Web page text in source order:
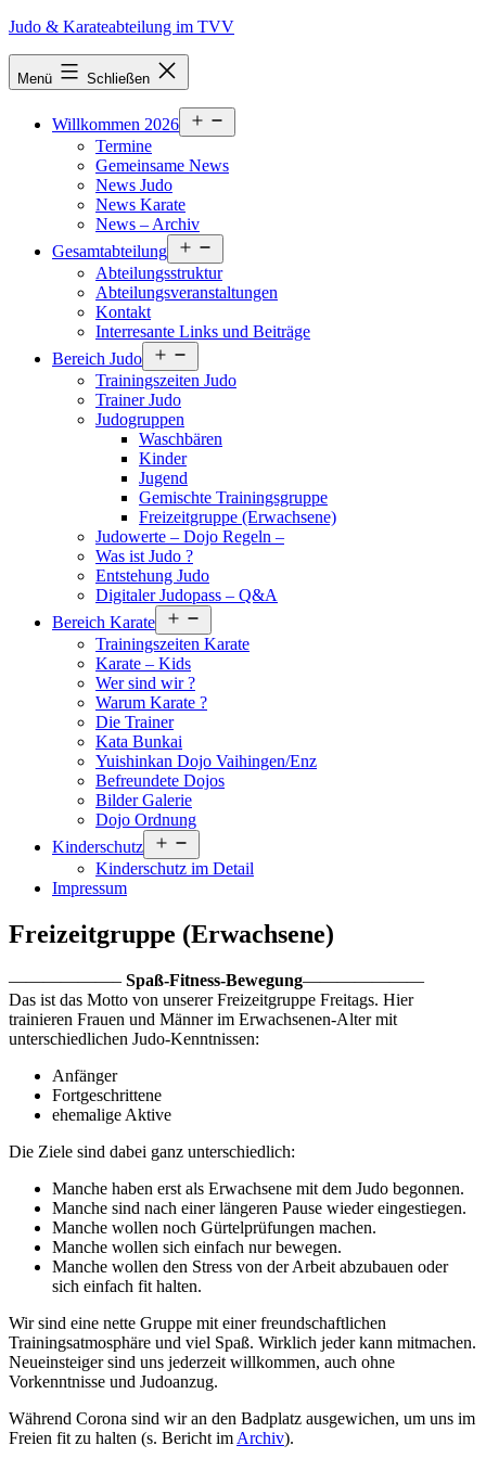
Zum
springen
Judo & Karateabteilung im TVV
Menü Schließen
Willkommen 2026
öffnen
Termine
Gemeinsame News
News Judo
News Karate
News – Archiv
Gesamtabteilung
öffnen
Abteilungsstruktur
Abteilungsveranstaltungen
Kontakt
Interresante Links und Beiträge
Bereich Judo
öffnen
Trainingszeiten Judo
Trainer Judo
Judogruppen
Waschbären
Kinder
Jugend
Gemischte Trainingsgruppe
Freizeitgruppe (Erwachsene)
Judowerte – Dojo Regeln –
Was ist Judo ?
Entstehung Judo
Digitaler Judopass – Q&A
Bereich Karate
öffnen
Trainingszeiten Karate
Karate – Kids
Wer sind wir ?
Warum Karate ?
Die Trainer
Kata Bunkai
Yuishinkan Dojo Vaihingen/Enz
Befreundete Dojos
Bilder Galerie
Dojo Ordnung
Kinderschutz
öffnen
Kinderschutz im Detail
Impressum
Freizeitgruppe (Erwachsene)
——————– Spaß-Fitness-Bewegung———————
Das ist das Motto von unserer Freizeitgruppe Freitags. Hier
trainieren Frauen und Männer im Erwachsenen-Alter mit
unterschiedlichen Judo-Kenntnissen:
Anfänger
Fortgeschrittene
ehemalige Aktive
Die Ziele sind dabei ganz unterschiedlich:
Manche haben erst als Erwachsene mit dem Judo begonnen.
Manche sind nach einer längeren Pause wieder eingestiegen.
Manche wollen noch Gürtelprüfungen machen.
Manche wollen sich einfach nur bewegen.
Manche wollen den Stress von der Arbeit abzubauen oder
sich einfach fit halten.
Wir sind eine nette Gruppe mit einer freundschaftlichen
Trainingsatmosphäre und viel Spaß. Wirklich jeder kann mitmachen.
Neueinsteiger sind uns jederzeit willkommen, auch ohne
Vorkenntnisse und Judoanzug.
Während Corona sind wir an den Badplatz ausgewichen, um uns im
Freien fit zu halten (s. Bericht im Archiv).